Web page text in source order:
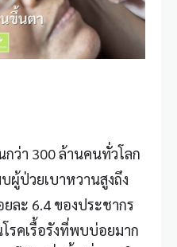
กว่า 300 ล้านคนทั่วโลก
ผู้ป่วยเบาหวานสูงถึง
ละ 6.4 ของประชากร
โรคเรื้อรังที่พบบ่อยมาก